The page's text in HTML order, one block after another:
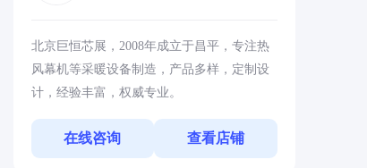
北京巨恒芯展，2008年成立于昌平，专注热
风幕机等采暖设备制造，产品多样，定制设
计，经验丰富，权威专业。
在线咨询 查看店铺